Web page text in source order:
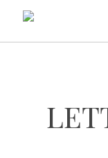
main